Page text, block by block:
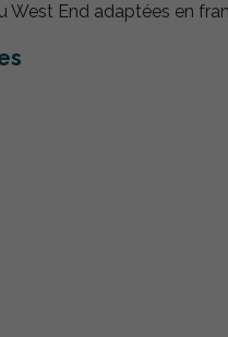
End adaptées en